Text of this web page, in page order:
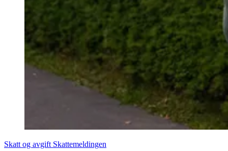
Skatt og avgift Skattemeldingen